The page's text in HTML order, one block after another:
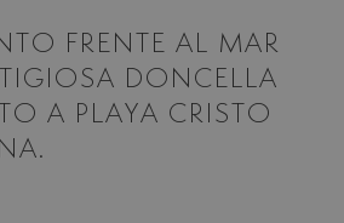
FRENTE AL MAR
DONCELLA
A PLAYA CRISTO